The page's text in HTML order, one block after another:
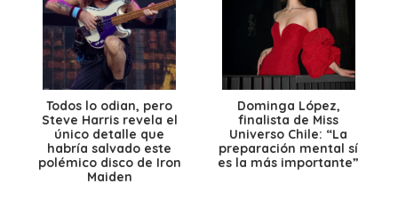
Todos lo odian, pero
Steve Harris revela el
único detalle que
habría salvado este
polémico disco de Iron
Maiden
Dominga López,
finalista de Miss
Universo Chile: “La
preparación mental sí
es la más importante”